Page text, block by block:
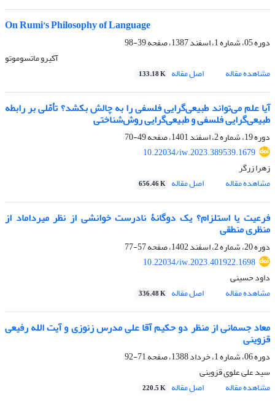
On Rumi’s Philosophy of Language
دوره 05، شماره 1، اسفند 1387، صفحه
39-98
آکیرو ماتسوموتو
مشاهده مقاله
اصل مقاله 133.18 K
آیا علم می‌تواند ‌طبیعی‌گرایی فلسفی را به چالش بکشد؟ تأمّلی بر رابطه
‌طبیعی‌گرایی فلسفی و طبیعی‌گرایی روش‌شناختی
دوره 19، شماره 2، اسفند 1401، صفحه
49-70
10.22034/iw.2023.389539.1679
زهرا زرگر
مشاهده مقاله
اصل مقاله 656.46 K
فرعیت یا استلزام؟ یک دوگانۀ نادرست خوانشی از نظر میرداماد از
منظری منطقی
دوره 20، شماره 2، اسفند 1402، صفحه
57-77
10.22034/iw.2023.401922.1698
داود حسینی
مشاهده مقاله
اصل مقاله 336.48 K
معاد جسمانی از منظر دو حکیم آقا علی مدرس زنوزی و آیت الله رفیعی
قزوینی
دوره 06، شماره 1، خرداد 1388، صفحه
71-92
سید علی علوی قزوینی
مشاهده مقاله
اصل مقاله 220.5 K